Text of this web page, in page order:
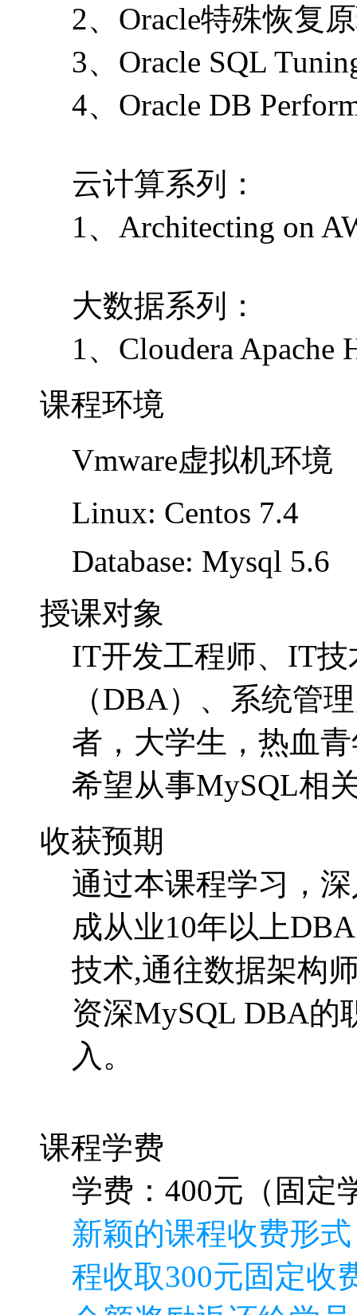
2、Oracle特殊恢复
3、Oracle SQL
4、Oracle DB
云计算系列：
1、Architecting on
大数据系列：
1、Cloudera Apache
课程环境
Vmware虚拟机环境
Linux: Centos 7.4
Database: Mysql 5.6
授课对象
IT开发工程师、IT
（DBA）、系统管
者，大学生， 热血
希望从事MySQL相
收获预期
通过本课程学习，
成从业10年以上
技术,通往数据架构
资深MySQL DBA的
入。
课程学费
学费：400元（固定
新颖的课程收费形
程收取300元固定收